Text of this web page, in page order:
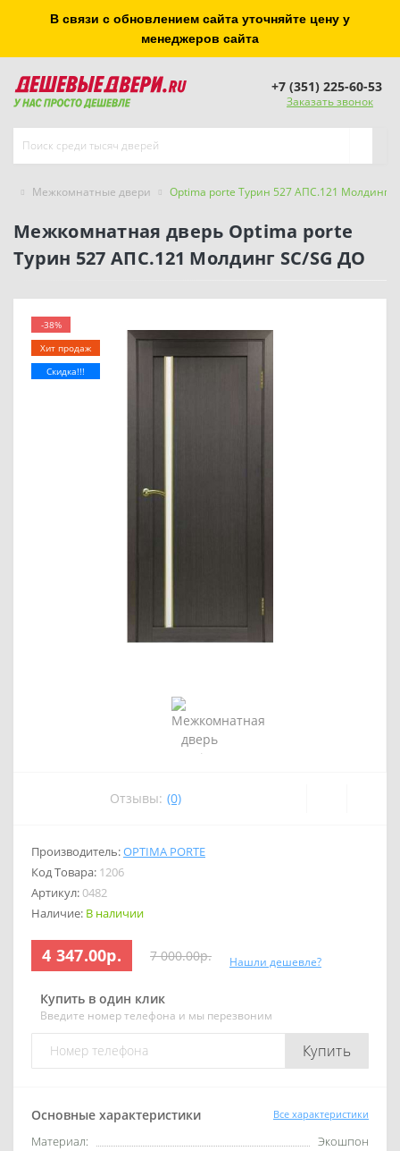
В связи с обновлением сайта уточняйте цену у
менеджеров сайта
+7 (351) 225-60-53
Заказать звонок
Межкомнатные двери Optima porte Турин 527 АПС.121 Молдинг
Межкомнатная дверь Optima porte
Турин 527 АПС.121 Молдинг SC/SG ДО
-38%
Хит продаж
Скидка!!!
Отзывы: (0)
Производитель:OPTIMA PORTE
Код Товара: 1206
Артикул:0482
Наличие: В наличии
4 347.00р. 7 000.00р. Нашли дешевле?
Купить в один клик
Введите номер телефона и мы перезвоним
Купить
Основные характеристики Все характеристики
Материал:
Экошпон